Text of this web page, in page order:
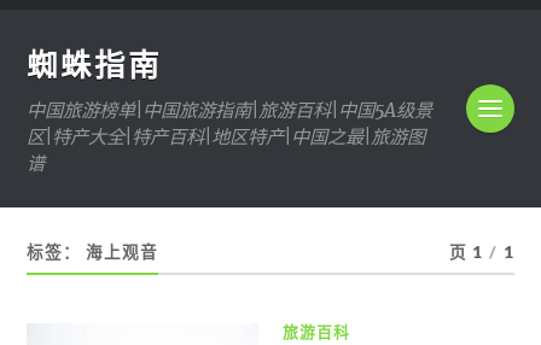
蜘蛛指南
中国旅游榜单|中国旅游指南|旅游百科|中国5A级景
区|特产大全|特产百科|地区特产|中国之最|旅游图
谱
标签：海上观音 页 1 / 1
旅游百科